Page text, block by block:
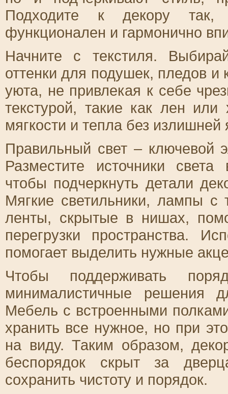
Подходите к декору
функционален и гармонично
Начните с текстиля.
оттенки для подушек, пледов
уюта, не привлекая к себе
текстурой, такие как лен
мягкости и тепла без излишней
Правильный свет – ключевой
Разместите источники
чтобы подчеркнуть детали
Мягкие светильники, лампы
ленты, скрытые в нишах,
перегрузки пространства.
помогает выделить нужные
Чтобы поддерживать
минималистичные решения
Мебель с встроенными
хранить все нужное, но при
на виду. Таким образом,
беспорядок скрыт за
сохранить чистоту и порядок.